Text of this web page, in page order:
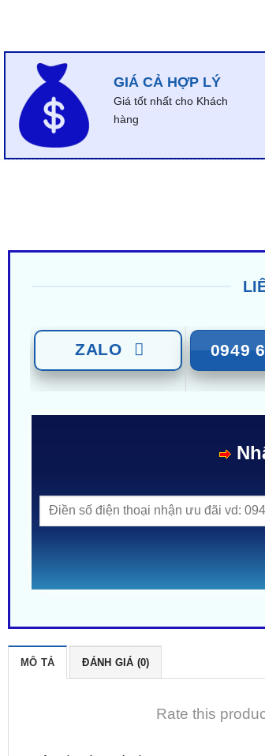
GIÁ CẢ HỢP LÝ
Giá tốt nhất cho Khách
hàng
ZALO 0949
MÔ TẢ ĐÁNH GIÁ (0)
Rate this